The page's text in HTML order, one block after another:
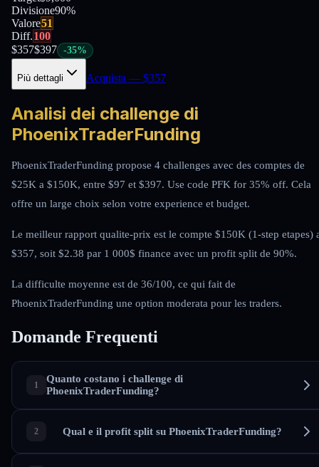
Divisione90%
Valore51
Diff.100
$357$397 -35%
Più dettagli Acquista — $357
Analisi dei challenge di
PhoenixTraderFunding
PhoenixTraderFunding propose 4 challenges avec des comptes de
$25K a $150K, entre $97 et $397. Use code PFK for 35% off. Cela
offre un large choix selon votre experience et budget.
Le meilleur rapport qualite-prix est le compte $150K (1-step etapes)
$357, soit $2.38 par 1 000$ finance avec un profit split de 90%.
La difficulte moyenne est de 36/100, ce qui fait de
PhoenixTraderFunding une option moderata pour les traders.
Domande Frequenti
Quanto costano i challenge di
PhoenixTraderFunding?
Qual e il profit split su PhoenixTraderFunding?